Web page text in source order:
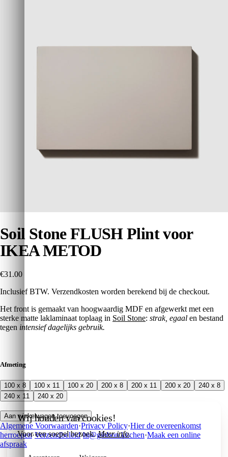
Soil Stone FLUSH Plint voor
IKEA METOD
€31.00
Inclusief BTW. Verzendkosten worden berekend bij de checkout.
Het front is gemaakt van hoogwaardig MDF en afgewerkt met een
sterke matte laklaminaat toplaag in Soil Stone: strak, egaal en bestand
tegen intensief dagelijks gebruik.
Afmeting
100 x 8 100 x 11 100 x 20 200 x 8 200 x 11 200 x 20
240 x 8
240 x 11
240 x 20
Aan winkelwagen toevoegen
Algemene Voorwaarden·Privacy Policy·Hier de overeenkomst
herroepen·Verzendbeleid·hi@gibbon.kitchen·Maak een online
afspraak
Wij houden van cookies!
Voor een soepel bezoek. Meer info.